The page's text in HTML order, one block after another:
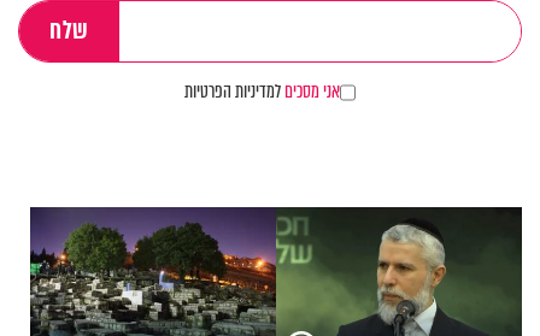
אני מסכיםלמדיניות הפרטיות